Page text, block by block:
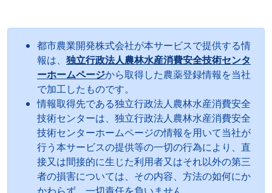
都市農業開発株式会社が本サービスで提供する情
報は、 独立行政法人農林水産消費安全技術センタ
ーホームページから取得した農薬登録情報を当社
で加工したものです。
情報取得先である独立行政法人農林水産消費安全
技術センターは、独立行政法人農林水産消費安全
技術センターホームページの情報を用いて当社が
行う本サービスの提供等の一切の行為により、直
接又は間接的に生じた利用者又はそれ以外の第三
者の損害については、その内容、方法の如何にか